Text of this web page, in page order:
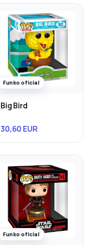
Funko oficial
Big Bird
30,60 EUR
Funko oficial